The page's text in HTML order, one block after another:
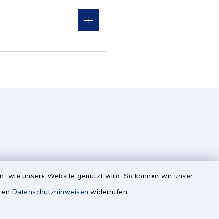
wie unsere Website genutzt wird. So können wir unser
Datenschutzhinweisen widerrufen.
Quicklinks